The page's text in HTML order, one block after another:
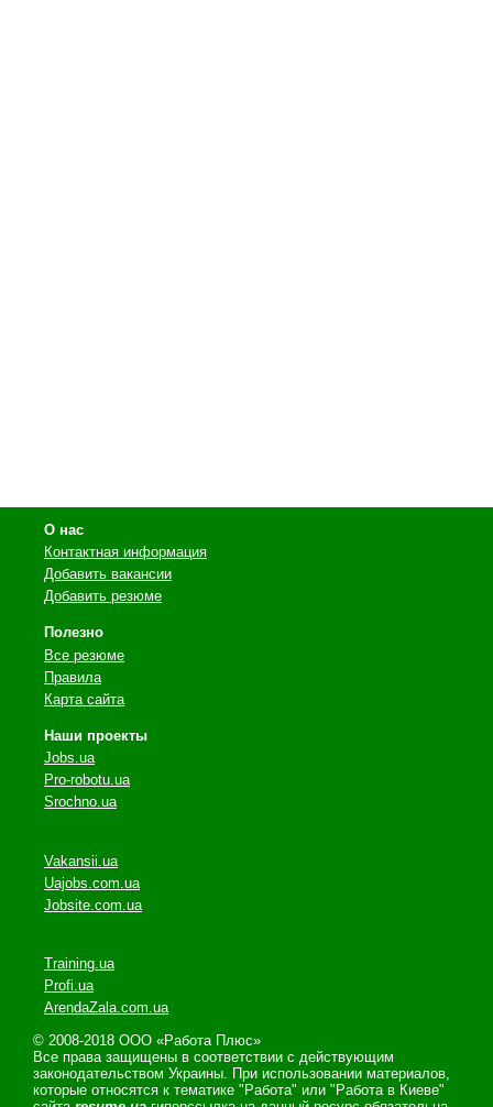
О нас
Контактная информация
Добавить вакансии
Добавить резюме
Полезно
Все резюме
Правила
Карта сайта
Наши проекты
Jobs.ua
Pro-robotu.ua
Srochno.ua
Vakansii.ua
Uajobs.com.ua
Jobsite.com.ua
Training.ua
Profi.ua
ArendaZala.com.ua
© 2008-2018 ООО «Работа Плюс»
Все права защищены в соответствии с действующим
законодательством Украины. При использовании материалов,
которые относятся к тематике "Работа" или "Работа в Киеве"